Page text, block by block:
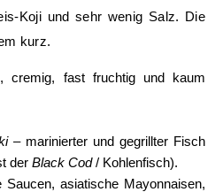
Koji und sehr wenig Salz. Die
kurz.
cremig, fast fruchtig und kaum
– marinierter und gegrillter Fisch
der Black Cod/ Kohlenfisch).
Saucen, asiatische Mayonnaisen,